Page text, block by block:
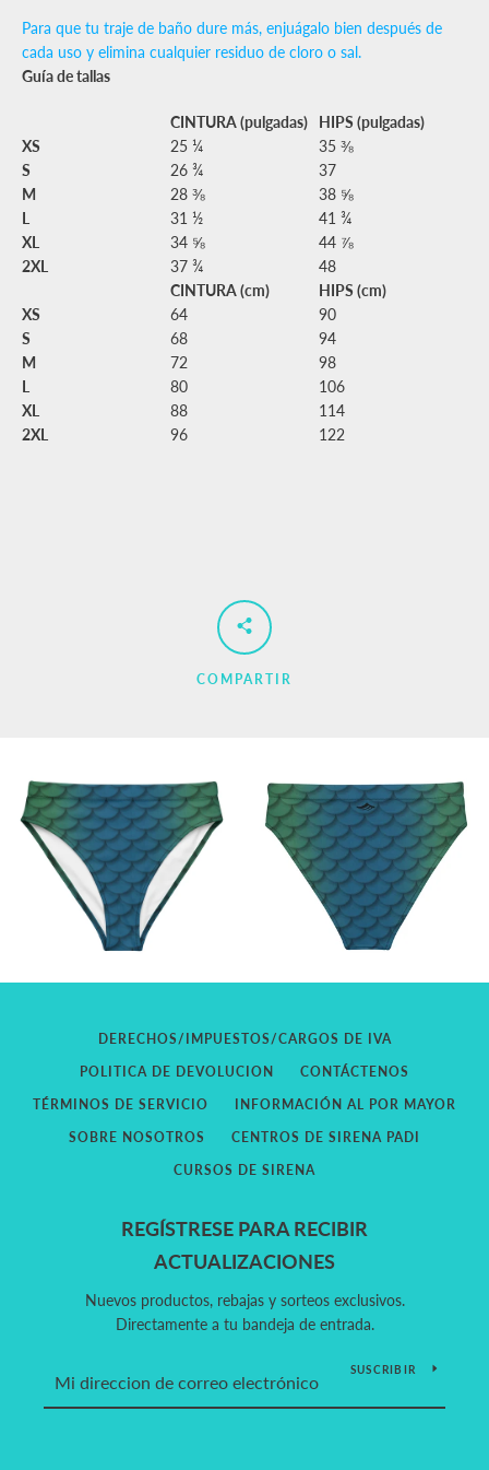
Para que tu traje de baño dure más, enjuágalo bien después de
cada uso y elimina cualquier residuo de cloro o sal.
Guía de tallas
CINTURA (pulgadas)
HIPS (pulgadas)
XS
25 ¼
35 ⅜
S
26 ¾
37
M
28 ⅜
38 ⅝
L
31 ½
41 ¾
XL
34 ⅝
44 ⅞
2XL
37 ¾
48
CINTURA (cm)
HIPS (cm)
XS
64
90
S
68
94
M
72
98
L
80
106
XL
88
114
2XL
96 122
COMPARTIR
DERECHOS/IMPUESTOS/CARGOS DE IVA
POLITICA DE DEVOLUCION
CONTÁCTENOS
TÉRMINOS DE SERVICIO
INFORMACIÓN AL POR MAYOR
SOBRE NOSOTROS
CENTROS DE SIRENA PADI
CURSOS DE SIRENA
REGÍSTRESE PARA RECIBIR
ACTUALIZACIONES
Nuevos productos, rebajas y sorteos exclusivos.
Directamente a tu bandeja de entrada.
SUSCRIBIR